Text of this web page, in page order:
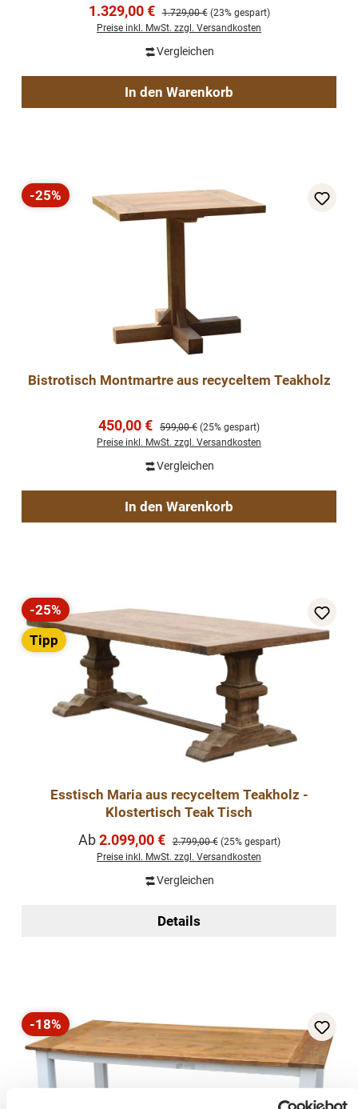
Verkaufspreis:
1.329,00 € Regulärer Preis:
1.729,00 € (23% gespart)
Preise inkl. MwSt. zzgl. Versandkosten
Vergleichen
In den Warenkorb
Rabatt
-25%
Bistrotisch Montmartre aus recyceltem Teakholz
Verkaufspreis:
450,00 € Regulärer Preis:
599,00 € (25% gespart)
Preise inkl. MwSt. zzgl. Versandkosten
Vergleichen
In den Warenkorb
Rabatt
-25%
Tipp
Esstisch Maria aus recyceltem Teakholz -
Klostertisch Teak Tisch
Verkaufspreis:
Ab2.099,00 € Regulärer Preis:
2.799,00 € (25% gespart)
Preise inkl. MwSt. zzgl. Versandkosten
Vergleichen
Details
Rabatt
-18%